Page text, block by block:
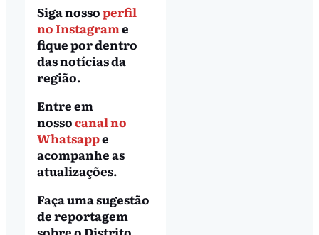
Siga nossoperfil
no Instagrame
fique por dentro
das notícias da
região.
Entre em
nossocanal no
Whatsappe
acompanhe as
atualizações.
Faça uma sugestão
de reportagem